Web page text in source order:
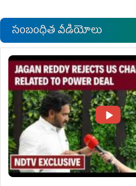
సంబంధిత వీడియోలు